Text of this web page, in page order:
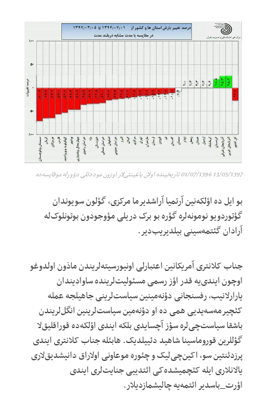
13/05/1397 01/07/1396 تاریخینده اولان یاغینتی‌لار اوزون موددتلی دؤورله موقایسه‌ده
بو ایل ده اؤلکه‌نین آرتمیا آراشدیرما مرکزی، گؤلون سویوندان
گؤتوردویو نومونه‌لره گؤره بو برک دریلی مؤوجودون بوتونلوک‌له
آرادان گئتمه‌سینی بیلدیریب‌دیر.
جناب کلانتری آمریکانین اعتبارلی اونیورسیته‌لریندن ماذون اولدوغو
اوچون ایندی‌یه‌ قدر اؤز رسمی مسئولیت‌لرینده ساوادیندان
یارارلانیب، رفسنجانی دؤنه‌مینین سیاست‌لرینی جاهیلجه عمله
کئچیرمه‌سه‌یدیی همی ده او دؤنه‌مین سیاست‌لرینین انگل‌لریندن
باشقا سیاست‌چی‌لره سؤز آچسایدی بلکه ایندی اؤلکه‌ده قوراقلیق‌لا
گؤللرین قوروماسینا شاهید دئییلدیک. هابئله جناب کلانتری ایندی
پرزدئنتین سو، اکین‌چی‌لیک و چئوره موعاونی اولاراق دانیشدیق‌لاری
یالانلاری ایله کئچمیشده‌کی ائتدییی جنایت‌لری ایندی
اؤرت_باسدیر ائتمه‌یه چالیشمازدیلار.